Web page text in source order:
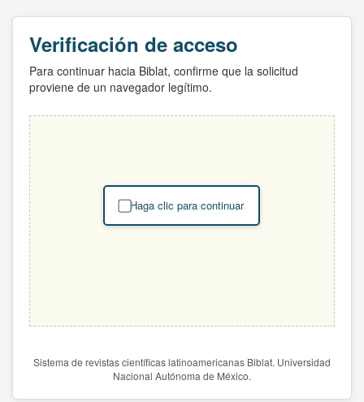
Verificación de acceso
Para continuar hacia Biblat, confirme que la solicitud
proviene de un navegador legítimo.
Haga clic para continuar
Sistema de revistas científicas latinoamericanas Biblat. Universidad
Nacional Autónoma de México.